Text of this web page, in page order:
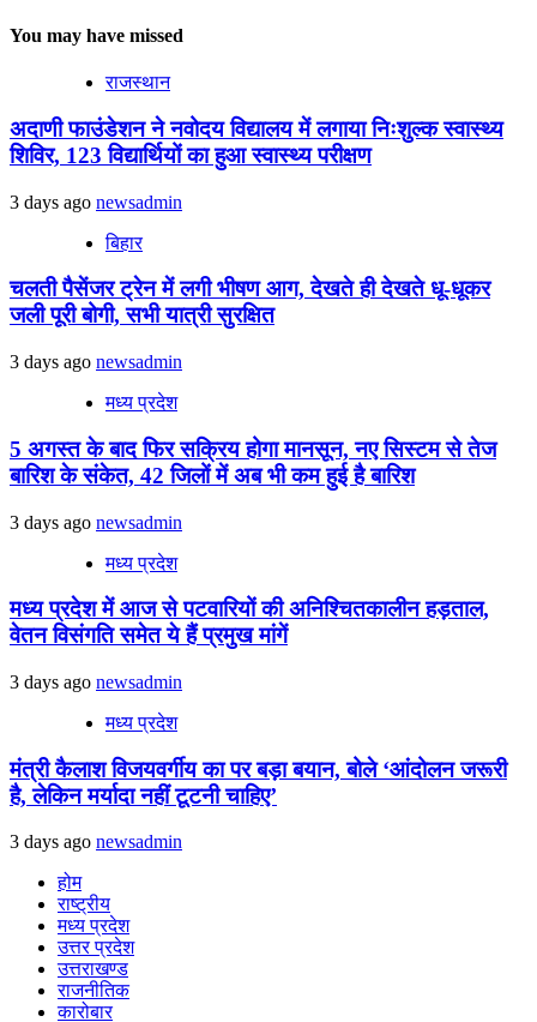
You may have missed
राजस्थान
अदाणी फाउंडेशन ने नवोदय विद्यालय में लगाया निःशुल्क स्वास्थ्य
शिविर, 123 विद्यार्थियों का हुआ स्वास्थ्य परीक्षण
3 days ago newsadmin
बिहार
चलती पैसेंजर ट्रेन में लगी भीषण आग, देखते ही देखते धू-धूकर
जली पूरी बोगी, सभी यात्री सुरक्षित
3 days ago newsadmin
मध्य प्रदेश
5 अगस्त के बाद फिर सक्रिय होगा मानसून, नए सिस्टम से तेज
बारिश के संकेत, 42 जिलों में अब भी कम हुई है बारिश
3 days ago newsadmin
मध्य प्रदेश
मध्य प्रदेश में आज से पटवारियों की अनिश्चितकालीन हड़ताल,
वेतन विसंगति समेत ये हैं प्रमुख मांगें
3 days ago newsadmin
मध्य प्रदेश
मंत्री कैलाश विजयवर्गीय का पर बड़ा बयान, बोले ‘आंदोलन जरूरी
है, लेकिन मर्यादा नहीं टूटनी चाहिए’
3 days ago newsadmin
होम
राष्ट्रीय
मध्य प्रदेश
उत्तर प्रदेश
उत्तराखण्ड
राजनीतिक
कारोबार